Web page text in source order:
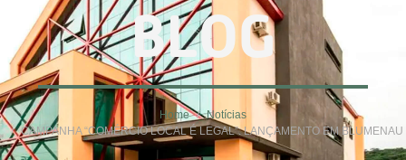
BLOG
Home
Notícias
CAMPANHA “COMÉRCIO LOCAL É LEGAL”: LANÇAMENTO EM BLUMENAU